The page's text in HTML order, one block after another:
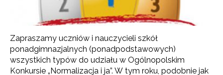
Zapraszamy uczniów i nauczycieli szkół
ponadgimnazjalnych (ponadpodstawowych)
wszystkich typów do udziału w Ogólnopolskim
Konkursie „Normalizacja i ja”. W tym roku, podobnie jak